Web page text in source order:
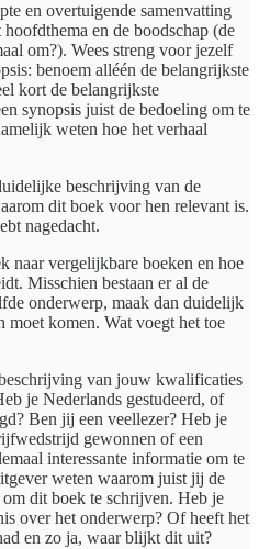
en overtuigende samenvatting
en de boodschap (de
om?). Wees streng voor jezelf
benoem alléén de belangrijkste
kort de belangrijkste
synopsis juist de bedoeling om te
weten hoe het verhaal
beschrijving van de
dit boek voor hen relevant is.
nagedacht.
naar vergelijkbare boeken en hoe
Misschien bestaan er al de
onderwerp, maak dan duidelijk
komen. Wat voegt het toe
van jouw kwalificaties
je Nederlands gestudeerd, of
Ben jij een veellezer? Heb je
gewonnen of een
interessante informatie om te
weten waarom juist jij de
dit boek te schrijven. Heb je
over het onderwerp? Of heeft het
en zo ja, waar blijkt dit uit?